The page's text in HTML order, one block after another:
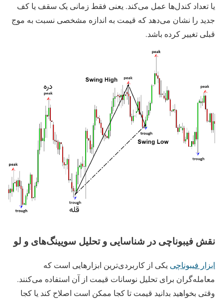
یا تعداد کندل‌ها عمل می‌کند. یعنی فقط زمانی یک سقف یا کف
جدید را نشان می‌دهد که قیمت به اندازه مشخصی نسبت به موج
قبلی تغییر کرده باشد.
نقش فیبوناچی در شناسایی و تحلیل سویینگ‌های و لو
ابزار فیبوناچی یکی از کاربردی‌ترین ابزارهایی است که
معامله‌گران برای تحلیل نوسانات قیمت از آن استفاده می‌کنند.
وقتی بخواهید بدانید قیمت تا کجا ممکن است اصلاح کند یا کجا